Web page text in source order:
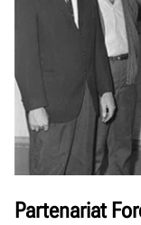
Partenariat